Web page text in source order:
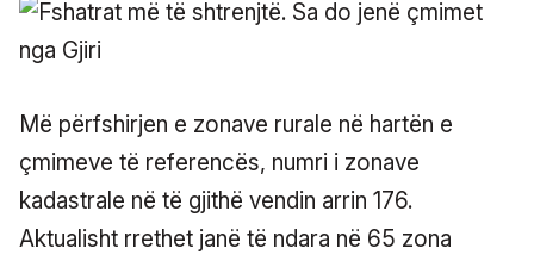
Më përfshirjen e zonave rurale në hartën e
çmimeve të referencës, numri i zonave
kadastrale në të gjithë vendin arrin 176.
Aktualisht rrethet janë të ndara në 65 zona